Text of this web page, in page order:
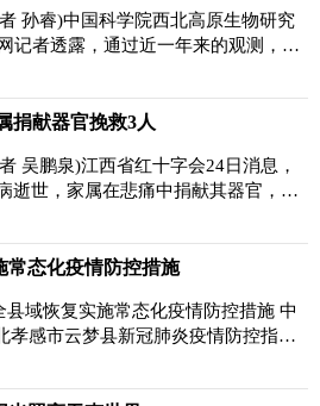
孙睿)中国科学院西北高原生物研究
记者透露，通过近一年来的观测，在
捐献器官挽救3人
吴鹏泉)江西省红十字会24日消息，
逝世，家属在悲痛中捐献其器官，挽
常态化疫情防控措施
域恢复实施常态化疫情防控措施 中